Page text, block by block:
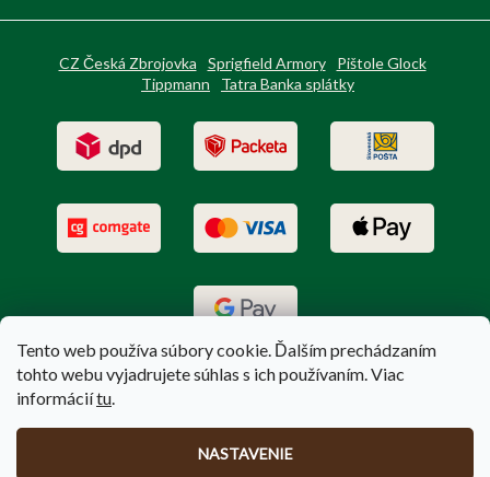
Tento web používa súbory cookie. Ďalším prechádzaním
tohto webu vyjadrujete súhlas s ich používaním. Viac
informáciítu.
NASTAVENIE
CZ Česká Zbrojovka Sprigfield Armory
Pištole Glock
Tippmann
Tatra Banka splátky